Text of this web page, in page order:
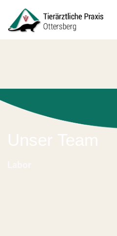
Unser Team